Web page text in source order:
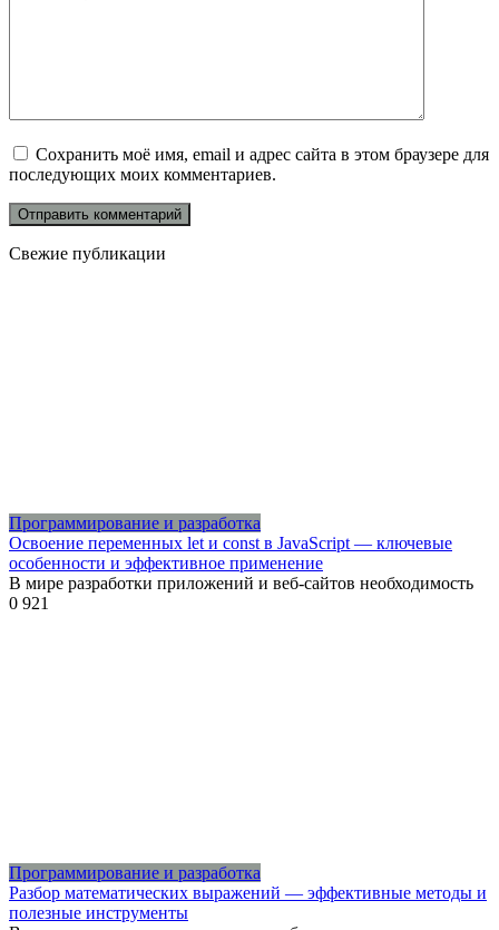
Сохранить моё имя, email и адрес сайта в этом браузере для
последующих моих комментариев.
Свежие публикации
Программирование и разработка
Освоение переменных let и const в JavaScript — ключевые
особенности и эффективное применение
В мире разработки приложений и веб-сайтов необходимость
0 921
Программирование и разработка
Разбор математических выражений — эффективные методы и
полезные инструменты